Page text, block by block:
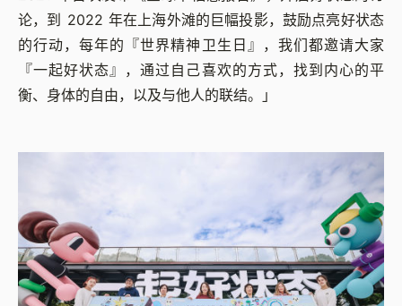
论，到 2022 年在上海外滩的巨幅投影，鼓励点亮好状态
的行动，每年的『世界精神卫生日』，我们都邀请大家
『一起好状态』，通过自己喜欢的方式，找到内心的平
衡、身体的自由，以及与他人的联结。」